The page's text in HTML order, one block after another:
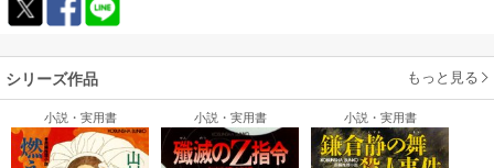
シリーズ作品 もっと見る
小説・実用書 小説・実用書 小説・実用書